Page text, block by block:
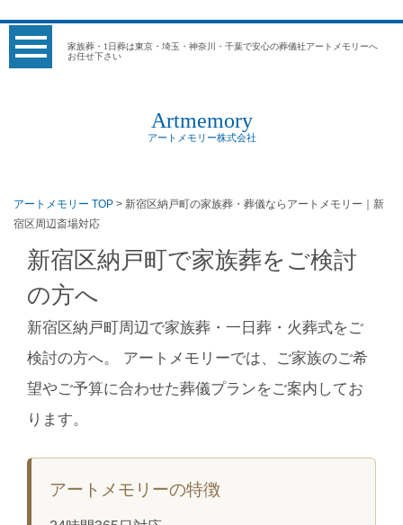
家族葬・1日葬は東京・埼玉・神奈川・千葉で安心の葬儀社アートメモリーへ
お任せ下さい
Artmemory
アートメモリー株式会社
アートメモリー TOP > 新宿区納戸町の家族葬・葬儀ならアートメモリー｜新
宿区周辺斎場対応
新宿区納戸町で家族葬をご検討
の方へ
新宿区納戸町周辺で家族葬・一日葬・火葬式をご
検討の方へ。 アートメモリーでは、ご家族のご希
望やご予算に合わせた葬儀プランをご案内してお
ります。
アートメモリーの特徴